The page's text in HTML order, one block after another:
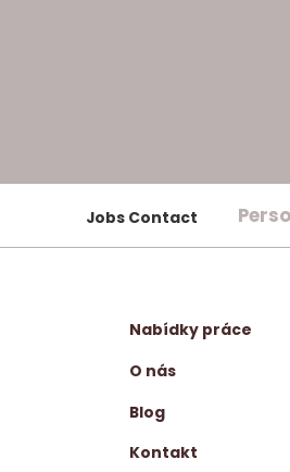
Jobs Contact
Nabídky práce
O nás
Blog
Kontakt